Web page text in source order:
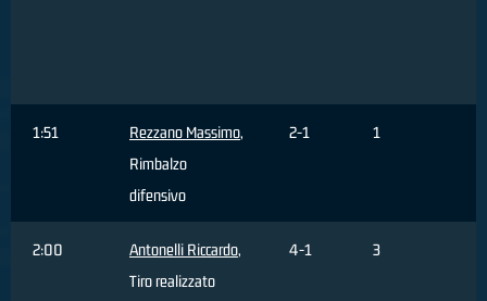
1:51 Rezzano Massimo,
Rimbalzo
difensivo
2-1 1
2:00 Antonelli Riccardo,
Tiro realizzato
4-1 3